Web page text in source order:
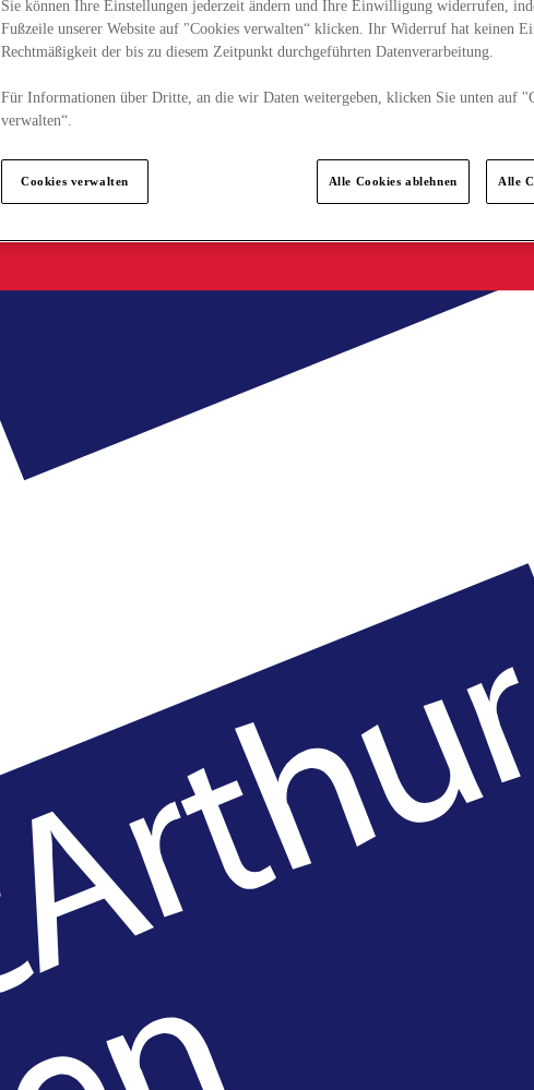
Sie können Ihre Einstellungen jederzeit ändern und Ihre Einwilligung widerrufen,
Fußzeile unserer Website auf "Cookies verwalten“ klicken. Ihr Widerruf hat keinen
Rechtmäßigkeit der bis zu diesem Zeitpunkt durchgeführten Datenverarbeitung.
Für Informationen über Dritte, an die wir Daten weitergeben, klicken Sie unten auf
verwalten“.
Cookies verwalten Alle Cookies ablehnen Alle